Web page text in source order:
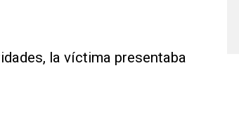
la víctima presentaba